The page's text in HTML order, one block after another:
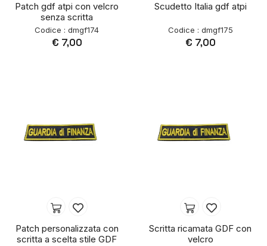
Patch gdf atpi con velcro
senza scritta
Codice : dmgf174
€ 7,00
Scudetto Italia gdf atpi
Codice : dmgf175
€ 7,00
Patch personalizzata con
scritta a scelta stile GDF
Scritta ricamata GDF con
velcro